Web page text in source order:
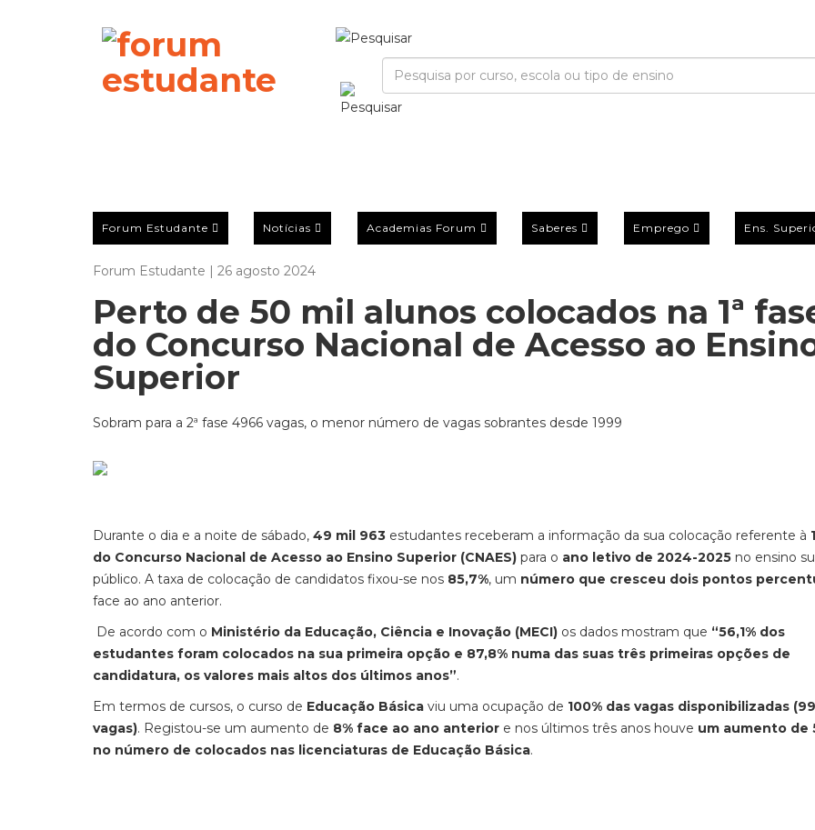
Forum Estudante Notícias Academias Forum Saberes Emprego Ens.
Forum Estudante | 26 agosto 2024
Perto de 50 mil alunos colocados na 1ª
do Concurso Nacional de Acesso ao
Superior
Sobram para a 2ª fase 4966 vagas, o menor número de vagas sobrantes desde 1999
Durante o dia e a noite de sábado, 49 mil 963 estudantes receberam a informação da sua colocação referente à
do Concurso Nacional de Acesso ao Ensino Superior (CNAES) para o ano letivo de 2024-2025 no ensino
público. A taxa de colocação de candidatos fixou-se nos 85,7%, um número que cresceu dois pontos
face ao ano anterior.
De acordo com o Ministério da Educação, Ciência e Inovação (MECI) os dados mostram que “56,1% dos
estudantes foram colocados na sua primeira opção e 87,8% numa das suas três primeiras opções de
candidatura, os valores mais altos dos últimos anos”.
Em termos de cursos, o curso de Educação Básica viu uma ocupação de 100% das vagas disponibilizadas
vagas). Registou-se um aumento de 8% face ao ano anterior e nos últimos três anos houve um aumento de
no número de colocados nas licenciaturas de Educação Básica.